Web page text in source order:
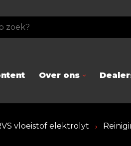
Over ons
vloeistof elektrolyt